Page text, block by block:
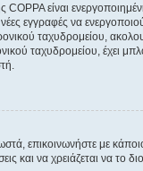
είναι
εγγραφές να
ταχυδρομείου,
ταχυδρομείου, έχει
επικοινωνήστε με
και να χρειάζεται να το